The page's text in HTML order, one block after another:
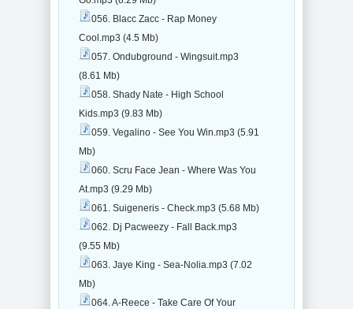
056. Blacc Zacc - Rap Money
Cool.mp3 (4.5 Mb)
057. Ondubground - Wingsuit.mp3
(8.61 Mb)
058. Shady Nate - High School
Kids.mp3 (9.83 Mb)
059. Vegalino - See You Win.mp3 (5.91
Mb)
060. Scru Face Jean - Where Was You
At.mp3 (9.29 Mb)
061. Suigeneris - Check.mp3 (5.68 Mb)
062. Dj Pacweezy - Fall Back.mp3
(9.55 Mb)
063. Jaye King - Sea-Nolia.mp3 (7.02
Mb)
064. A-Reece - Take Care Of Your